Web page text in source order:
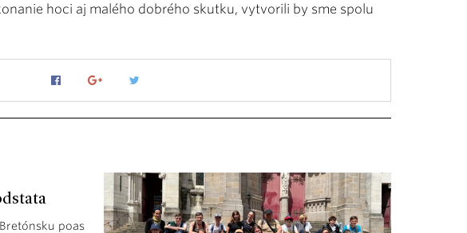
hoci aj malého dobrého skutku, vytvorili by sme spolu
poas